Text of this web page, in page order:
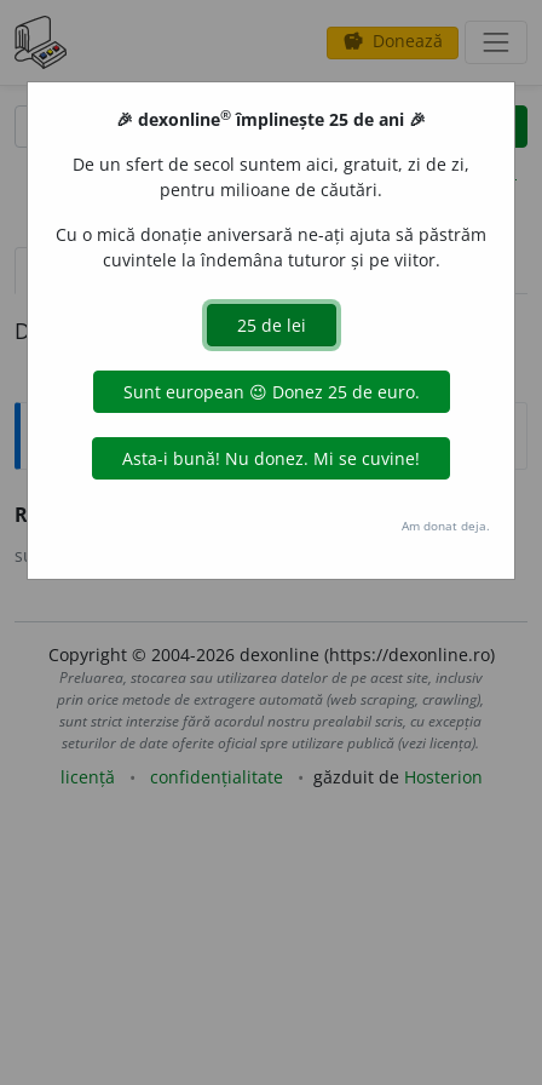
savings Donează
clear
opțiuni
definiții (1) pronunțievolume_up (50)
Definiția cu ID-ul 205957:
Sinonime
REL
sursa:
Copyright © 2004-2026 dexonline (https://dexonline.ro)
Preluarea, stocarea sau utilizarea datelor de pe acest site, inclusiv
prin orice metode de extragere automată (web scraping, crawling),
sunt strict interzise fără acordul nostru prealabil scris, cu excepția
seturilor de date oferite oficial spre utilizare publică (vezi licența).
licență confidențialitate găzduit de Hosterion
🎉 dexonline® împlinește 25 de ani 🎉
De un sfert de secol suntem aici, gratuit, zi de zi,
pentru milioane de căutări.
Cu o mică donație aniversară ne-ați ajuta să păstrăm
cuvintele la îndemâna tuturor și pe viitor.
Am donat deja.